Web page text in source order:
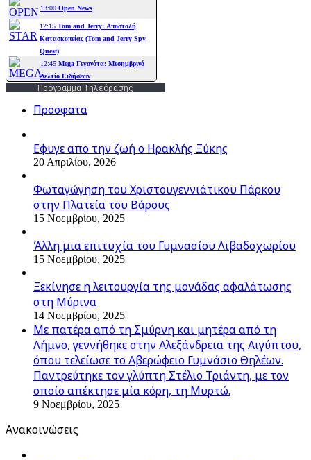
Πρόγραμμα Τηλεόρασης
Πρόσφατα
Εφυγε απο την ζωή o Ηρακλής Ξύκης
20 Απριλίου, 2026
Φωταγώγηση του Χριστουγεννιάτικου Πάρκου
στην Πλατεία του Βάρους
15 Νοεμβρίου, 2025
Άλλη μια επιτυχία του Γυμνασίου Λιβαδοχωρίου
15 Νοεμβρίου, 2025
Ξεκίνησε η λειτουργία της μονάδας αφαλάτωσης
στη Μύρινα
14 Νοεμβρίου, 2025
Με πατέρα από τη Σμύρνη και μητέρα από τη
Λήμνο, γεννήθηκε στην Αλεξάνδρεια της Αιγύπτου,
όπου τελείωσε το Αβερώφειο Γυμνάσιο Θηλέων.
Παντρεύτηκε τον γλύπτη Στέλιο Τριάντη, με τον
οποίο απέκτησε μία κόρη, τη Μυρτώ.
9 Νοεμβρίου, 2025
Ανακοινώσεις